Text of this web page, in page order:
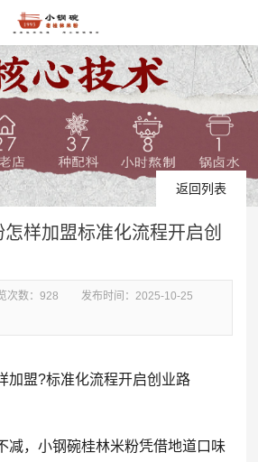
返回列表
样加盟标准化流程开启创
次数：928 发布时间：2025-10-25
加盟?标准化流程开启创业路
减，小钢碗桂林米粉凭借地道口味